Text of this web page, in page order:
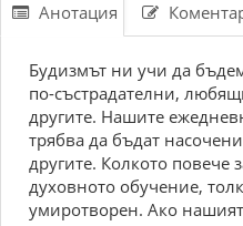
Анотация
Будизмът ни учи да
по-състрадателни,
другите. Нашите
трябва да бъдат
другите. Колкото повече
духовното обучение,
умиротворен. Ако